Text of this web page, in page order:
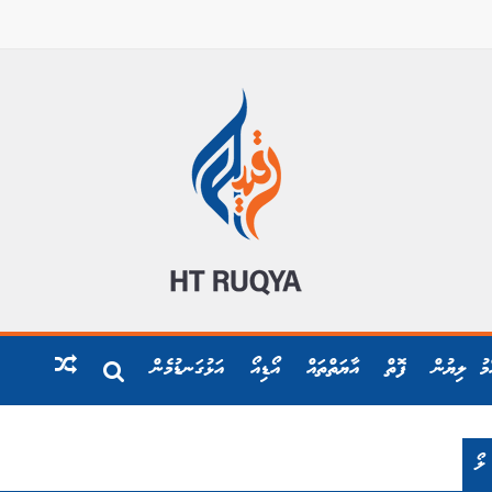
ލިޔުން ފޮތް އާޔަތްތައް އޯޑިއޯ އަޅުގަނޑުމެން
ލޯ